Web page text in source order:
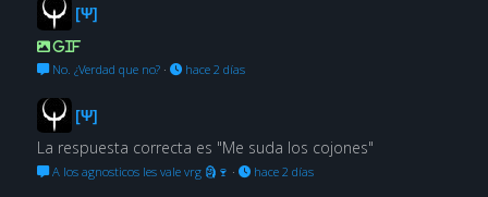
[Ψ]
GIF
No. ¿Verdad que no?· hace 2 días
[Ψ]
La respuesta correcta es "Me suda los cojones"
A los agnosticos les vale vrg 🗿🍷 · hace 2 días